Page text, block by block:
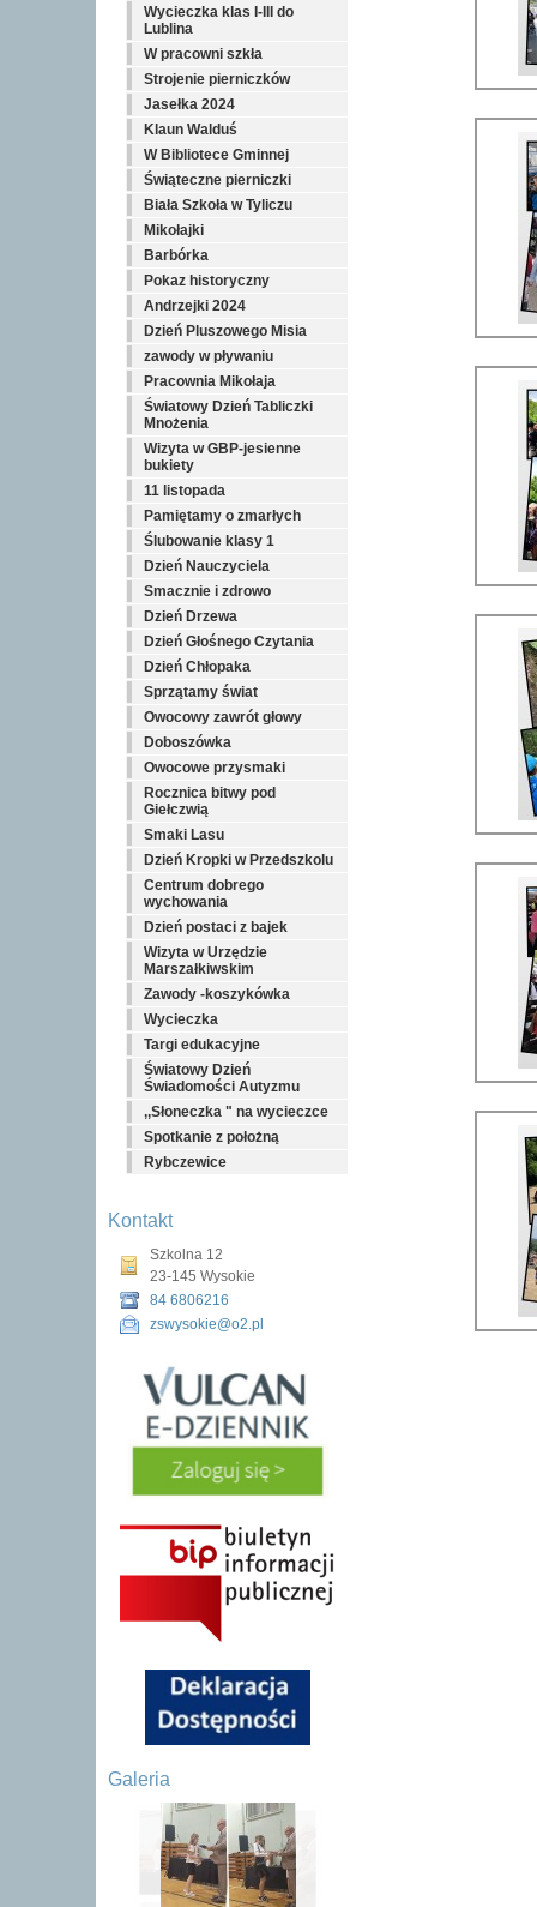
Wycieczka klas I-III do
Lublina
W pracowni szkła
Strojenie pierniczków
Jasełka 2024
Klaun Walduś
W Bibliotece Gminnej
Świąteczne pierniczki
Biała Szkoła w Tyliczu
Mikołajki
Barbórka
Pokaz historyczny
Andrzejki 2024
Dzień Pluszowego Misia
zawody w pływaniu
Pracownia Mikołaja
Światowy Dzień Tabliczki
Mnożenia
Wizyta w GBP-jesienne
bukiety
11 listopada
Pamiętamy o zmarłych
Ślubowanie klasy 1
Dzień Nauczyciela
Smacznie i zdrowo
Dzień Drzewa
Dzień Głośnego Czytania
Dzień Chłopaka
Sprzątamy świat
Owocowy zawrót głowy
Doboszówka
Owocowe przysmaki
Rocznica bitwy pod
Giełczwią
Smaki Lasu
Dzień Kropki w Przedszkolu
Centrum dobrego
wychowania
Dzień postaci z bajek
Wizyta w Urzędzie
Marszałkiwskim
Zawody -koszykówka
Wycieczka
Targi edukacyjne
Światowy Dzień
Świadomości Autyzmu
,,Słoneczka " na wycieczce
Spotkanie z położną
Rybczewice
Kontakt
Szkolna 12
23-145 Wysokie
84 6806216
zswysokie@o2.pl
Galeria